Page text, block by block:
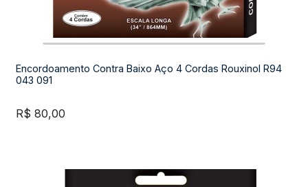
Encordoamento Contra Baixo Aço 4 Cordas Rouxinol R94
043 091
R$ 80,00